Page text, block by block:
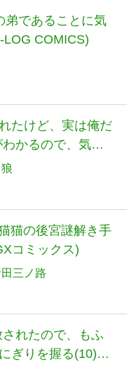
弟であることに気
LOG COMICS)
たけど、実は俺だ
かるので、気付
頂点を極めてま
クスNEXT)
猫の後宮謎解き手
コミックス)
三ノ路
れたので、もふ
ぎりを握る(10)